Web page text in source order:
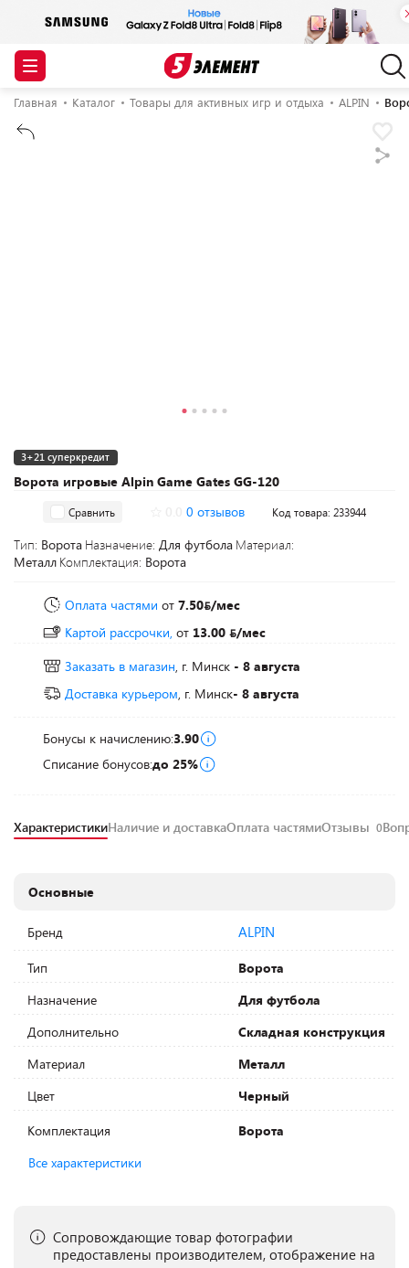
Главная Каталог Товары для активных игр и отдыха ALPIN
Ворота игровые Alpin Game Gates GG-120
3+21 суперкредит
Сравнить 0 отзывов Код товара: 233944
Тип: Ворота Назначение: Для футбола Материал:
Металл Комплектация: Ворота
Оплата частями от 7.50 /мес
Картой рассрочки, от 13.00
/мес
Заказать в магазин, г. Минск - 8 августа
Доставка курьером, г. Минск- 8 августа
Бонусы к начислению:3.90
Списание бонусов:до 25%
ХарактеристикиНаличие и доставкаОплата частямиОтзывы 0
Основные
Бренд ALPIN
Тип
Ворота
Назначение
Для футбола
Дополнительно
Складная конструкция
Материал
Металл
Цвет
Черный
Комплектация
Ворота
Все характеристики
Сопровождающие товар фотографии
предоставлены производителем, отображение на